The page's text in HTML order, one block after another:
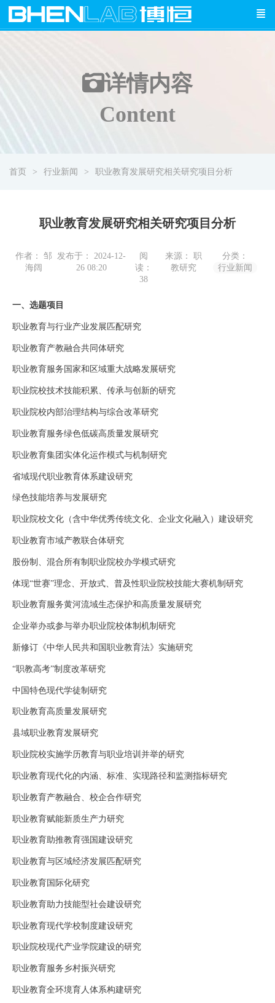
详情内容
Content
首页 行业新闻 职业教育发展研究相关研究项目分析
职业教育发展研究相关研究项目分析
作者： 邹
海阔
发布于： 2024-12-
26 08:20
阅
读：
38
来源： 职
教研究
分类：
行业新闻
一、选题项目
职业教育与行业产业发展匹配研究
职业教育产教融合共同体研究
职业教育服务国家和区域重大战略发展研究
职业院校技术技能积累、传承与创新的研究
职业院校内部治理结构与综合改革研究
职业教育服务绿色低碳高质量发展研究
职业教育集团实体化运作模式与机制研究
省域现代职业教育体系建设研究
绿色技能培养与发展研究
职业院校文化（含中华优秀传统文化、企业文化融入）建设研究
职业教育市域产教联合体研究
股份制、混合所有制职业院校办学模式研究
体现“世赛”理念、开放式、普及性职业院校技能大赛机制研究
职业教育服务黄河流域生态保护和高质量发展研究
企业举办或参与举办职业院校体制机制研究
新修订《中华人民共和国职业教育法》实施研究
“职教高考”制度改革研究
中国特色现代学徒制研究
职业教育高质量发展研究
县域职业教育发展研究
职业院校实施学历教育与职业培训并举的研究
职业教育现代化的内涵、标准、实现路径和监测指标研究
职业教育产教融合、校企合作研究
职业教育赋能新质生产力研究
职业教育助推教育强国建设研究
职业教育与区域经济发展匹配研究
职业教育国际化研究
职业教育助力技能型社会建设研究
职业教育现代学校制度建设研究
职业院校现代产业学院建设的研究
职业教育服务乡村振兴研究
职业教育全环境育人体系构建研究